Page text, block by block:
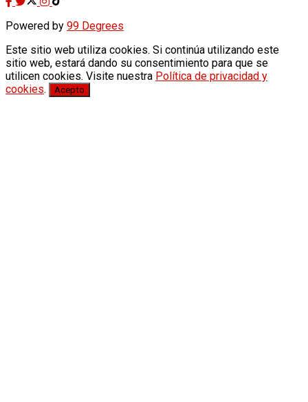
Powered by 99 Degrees
Este sitio web utiliza cookies. Si continúa utilizando este
sitio web, estará dando su consentimiento para que se
utilicen cookies. Visite nuestra Política de privacidad y
cookies. Acepto